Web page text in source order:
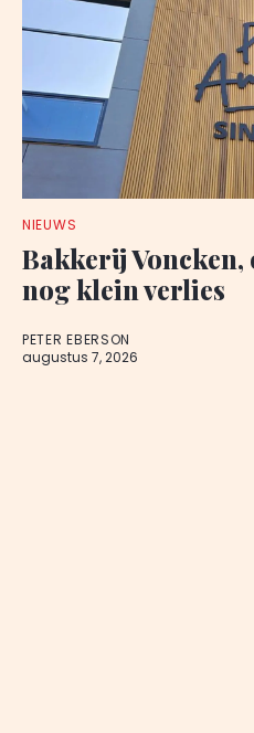
NIEUWS
Bakkerij Voncken,
nog klein verlies
PETER EBERSON
augustus 7, 2026